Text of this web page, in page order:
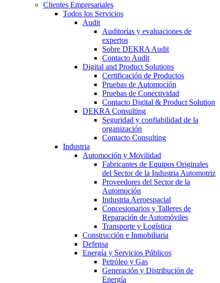
Clientes Empresariales
Todos los Servicios
Audit
Auditorías y evaluaciones de
expertos
Sobre DEKRA Audit
Contacto Audit
Digital and Product Solutions
Certificación de Productos
Pruebas de Automoción
Pruebas de Conectividad
Contacto Digital & Product Solution
DEKRA Consulting
Seguridad y confiabilidad de la
organización
Contacto Consulting
Industria
Automoción y Movilidad
Fabricantes de Equipos Originales
del Sector de la Industria Automotriz
Proveedores del Sector de la
Automoción
Industria Aeroespacial
Concesionarios y Talleres de
Reparación de Automóviles
Transporte y Logística
Construcción e Inmobiliaria
Defensa
Energía y Servicios Públicos
Petróleo y Gas
Generación y Distribución de
Energía